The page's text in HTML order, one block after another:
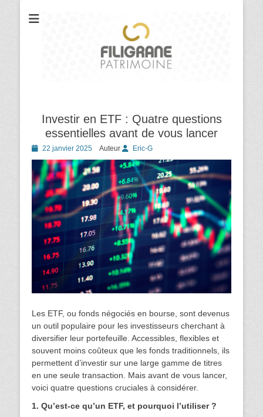
Investir en ETF : Quatre questions
essentielles avant de vous lancer
Posted
on
22 janvier 2025 Auteur Eric-G
Les ETF, ou fonds négociés en bourse, sont devenus
un outil populaire pour les investisseurs cherchant à
diversifier leur portefeuille. Accessibles, flexibles et
souvent moins coûteux que les fonds traditionnels, ils
permettent d’investir sur une large gamme de titres
en une seule transaction. Mais avant de vous lancer,
voici quatre questions cruciales à considérer.
1. Qu’est-ce qu’un ETF, et pourquoi l’utiliser ?